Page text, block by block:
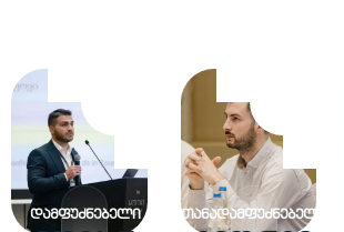
ᲓᲐᲛᲤᲣᲫᲜᲔᲑᲔᲚᲘ ᲗᲐᲜᲐᲓᲐᲛᲤᲣᲫᲜᲔᲑᲔᲚᲘ